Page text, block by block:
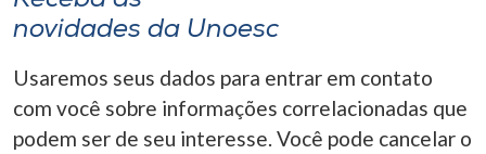
novidades da Unoesc
Usaremos seus dados para entrar em contato
com você sobre informações correlacionadas que
podem ser de seu interesse. Você pode cancelar o